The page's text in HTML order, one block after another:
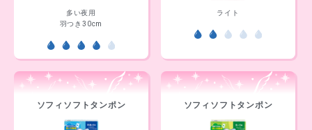
多い夜用
羽つき30cm
ライト
ソフィソフトタンポン ソフィソフトタンポン